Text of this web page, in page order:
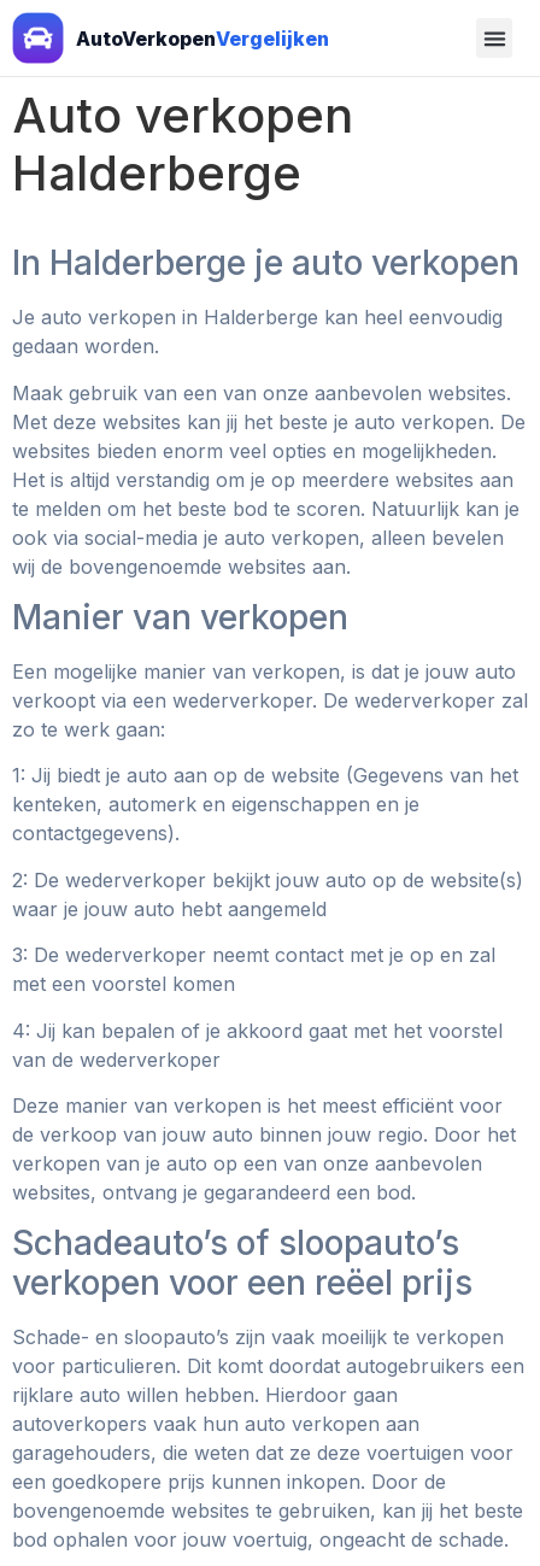
AutoVerkopenVergelijken
Auto verkopen
Halderberge
In Halderberge je auto verkopen
Je auto verkopen in Halderberge kan heel eenvoudig
gedaan worden.
Maak gebruik van een van onze aanbevolen websites.
Met deze websites kan jij het beste je auto verkopen. De
websites bieden enorm veel opties en mogelijkheden.
Het is altijd verstandig om je op meerdere websites aan
te melden om het beste bod te scoren. Natuurlijk kan je
ook via social-media je auto verkopen, alleen bevelen
wij de bovengenoemde websites aan.
Manier van verkopen
Een mogelijke manier van verkopen, is dat je jouw auto
verkoopt via een wederverkoper. De wederverkoper zal
zo te werk gaan:
1: Jij biedt je auto aan op de website (Gegevens van het
kenteken, automerk en eigenschappen en je
contactgegevens).
2: De wederverkoper bekijkt jouw auto op de website(s)
waar je jouw auto hebt aangemeld
3: De wederverkoper neemt contact met je op en zal
met een voorstel komen
4: Jij kan bepalen of je akkoord gaat met het voorstel
van de wederverkoper
Deze manier van verkopen is het meest efficiënt voor
de verkoop van jouw auto binnen jouw regio. Door het
verkopen van je auto op een van onze aanbevolen
websites, ontvang je gegarandeerd een bod.
Schadeauto’s of sloopauto’s
verkopen voor een reëel prijs
Schade- en sloopauto’s zijn vaak moeilijk te verkopen
voor particulieren. Dit komt doordat autogebruikers een
rijklare auto willen hebben. Hierdoor gaan
autoverkopers vaak hun auto verkopen aan
garagehouders, die weten dat ze deze voertuigen voor
een goedkopere prijs kunnen inkopen. Door de
bovengenoemde websites te gebruiken, kan jij het beste
bod ophalen voor jouw voertuig, ongeacht de schade.